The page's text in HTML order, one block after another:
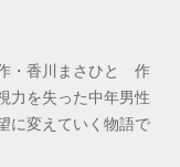
・香川まさひと 作
力を失った中年男性
に変えていく物語で